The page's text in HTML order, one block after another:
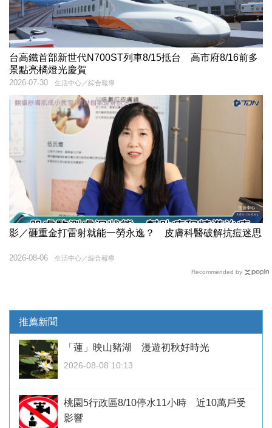
台高鐵首部新世代N700ST列車8/15抵台 高市府8/16前多
景點亮橘燈光慶賀
生活中心／綜合報導
2026-07-30
影／砸重金打雷射就能一勞永逸？ 皮膚科醫破解抗痘迷思
生活中心／綜合報導
2026-08-06
Recommended by
推薦新聞
「蓮」映山豬湖 漫遊初秋好時光
2026-08-08 10:13
桃園5行政區8/10停水11小時 近10萬戶受
影響